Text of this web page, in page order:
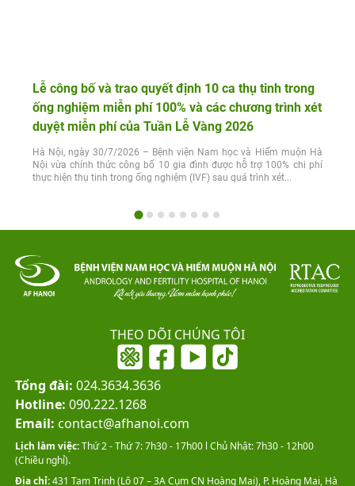
Lễ công bố và trao quyết định 10 ca thụ tinh trong
ống nghiệm miễn phí 100% và các chương trình xét
duyệt miễn phí của Tuần Lễ Vàng 2026
Hà Nội, ngày 30/7/2026 – Bệnh viện Nam học và Hiếm muộn Hà
Nội vừa chính thức công bố 10 gia đình được hỗ trợ 100% chi phí
thực hiện thụ tinh trong ống nghiệm (IVF) sau quá trình xét...
THEO DÕI CHÚNG TÔI
Tổng đài: 024.3634.3636
Hotline: 090.222.1268
Email: contact@afhanoi.com
Lịch làm việc:Thứ 2 - Thứ 7: 7h30 - 17h00 l Chủ Nhật: 7h30 - 12h00
(Chiều nghỉ).
Địa chỉ:431 Tam Trinh (Lô 07 – 3A Cụm CN Hoàng Mai), P. Hoàng Mai, Hà